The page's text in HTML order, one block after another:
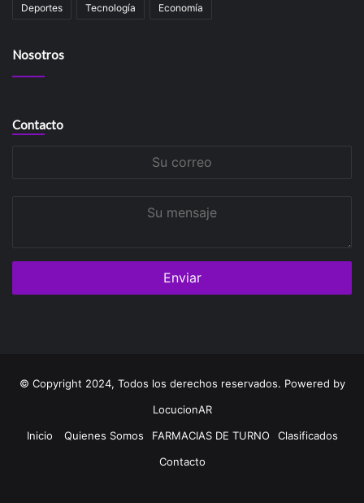
Deportes Tecnología Economía
Nosotros
Contacto
© Copyright 2024, Todos los derechos reservados. Powered by
LocucionAR
Inicio
Quienes Somos FARMACIAS DE TURNO
Clasificados
Contacto